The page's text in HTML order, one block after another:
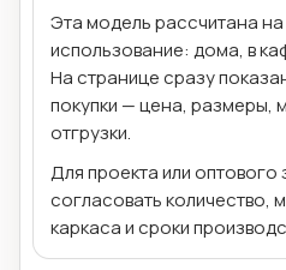
Эта модель рассчитана
использование: дома, в
На странице сразу
покупки — цена, размеры,
отгрузки.
Для проекта или
согласовать количество,
каркаса и сроки